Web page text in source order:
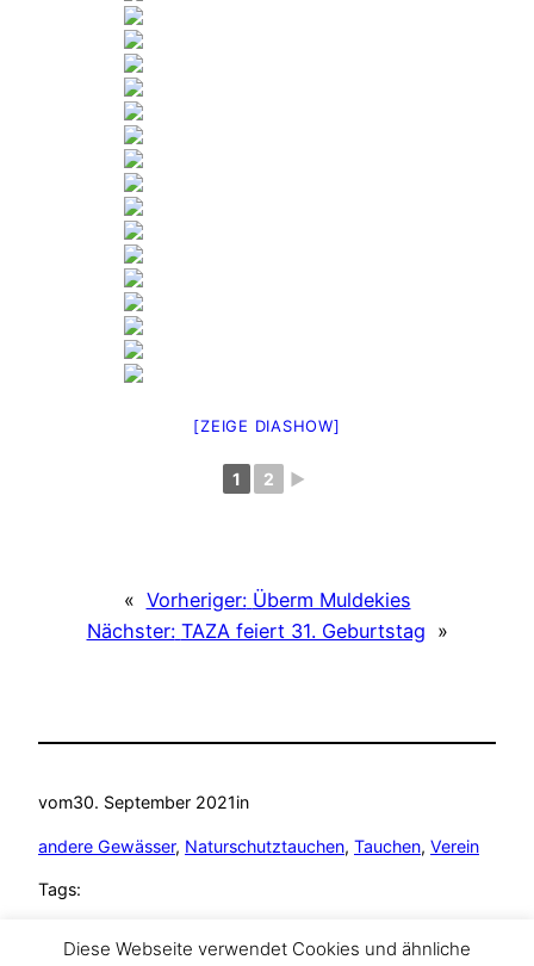
[ZEIGE DIASHOW]
1 2 ►
« Vorheriger: Überm Muldekies
Nächster: TAZA feiert 31. Geburtstag »
vom30. September 2021in
andere Gewässer, Naturschutztauchen, Tauchen, Verein
Tags:
Naturschutztauchen , Tauchen, TAZA Tauchclub
Diese Webseite verwendet Cookies und ähnliche